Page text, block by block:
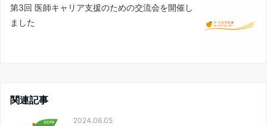
第3回 医師キャリア支援のための交流会を開催し
ました
関連記事
2024.06.05